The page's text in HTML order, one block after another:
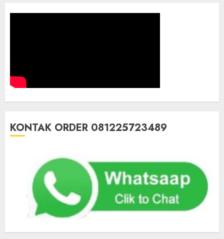
KONTAK ORDER 081225723489